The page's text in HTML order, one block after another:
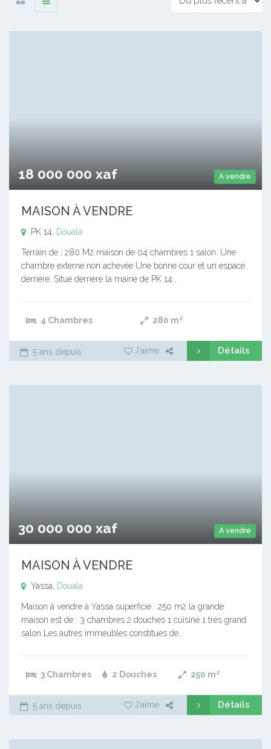
A vendre
18 000 000 xaf
MAISON À VENDRE
PK 14, Douala
Terrain de : 280 M2 maison de 04 chambres 1 salon. Une
chambre externe non achevée Une bonne cour et un espace
derrière. Situé derrière la mairie de PK 14…
4 Chambres 280 m²
5 ans depuis J'aime Détails
A vendre
30 000 000 xaf
MAISON À VENDRE
Yassa, Douala
Maison à vendre à Yassa superficie : 250 m2 la grande
maison est de : 3 chambres 2 douches 1 cuisine 1 très grand
salon Les autres immeubles constitués de…
3 Chambres 2 Douches 250 m²
5 ans depuis J'aime Détails